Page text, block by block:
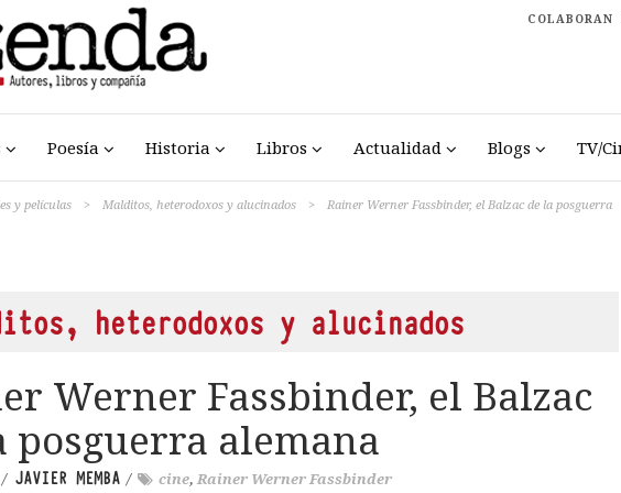
COLABORAN
Poesía Historia Libros Actualidad Blogs TV/
y películas > Malditos, heterodoxos y alucinados >
Rainer Werner Fassbinder, el Balzac de la posguerra
heterodoxos y alucinados
Werner Fassbinder, el Balzac
posguerra alemana
/ JAVIER MEMBA / cine, Rainer Werner Fassbinder